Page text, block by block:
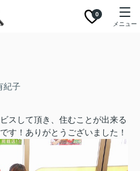
0
メニュー
紀子
スして頂き、住むことが出来る
す！ありがとうございました！